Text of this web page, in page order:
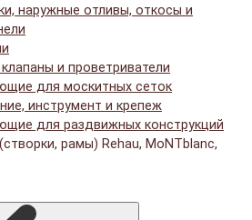
наружные отливы, откосы и
и проветриватели
для москитных сеток
инструмент и крепеж
для раздвижных конструкций
рамы) Rehau, MoNTblanc,